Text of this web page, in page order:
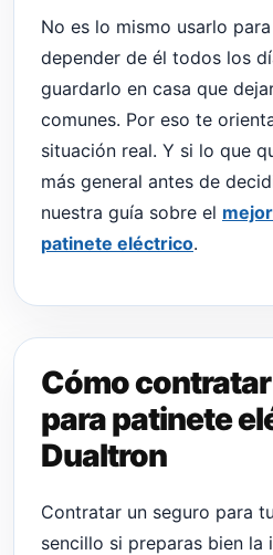
No es lo mismo usarlo
depender de él todos los
guardarlo en casa que
comunes. Por eso te
situación real. Y si lo que
más general antes de
nuestra guía sobre el
patinete eléctrico.
Cómo
para patinete
Dualtron
Contratar un seguro para
sencillo si preparas bien la